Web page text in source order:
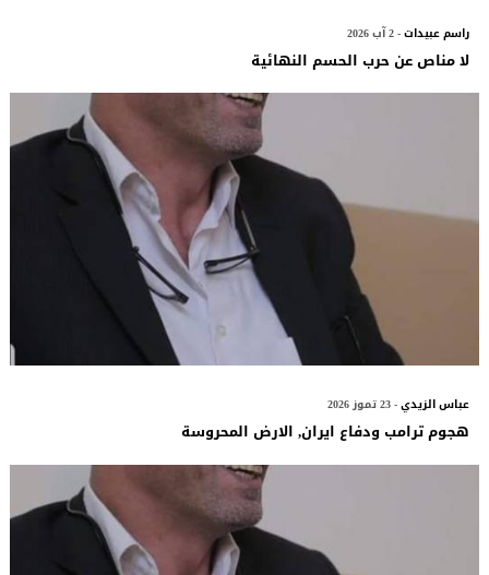
راسم عبيدات- 2 آب 2026
لا مناص عن حرب الحسم النهائية
عباس الزيدي- 23 تموز 2026
هجوم ترامب ودفاع ايران, الارض المحروسة